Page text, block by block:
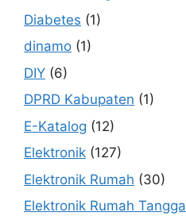
Diabetes (1)
dinamo (1)
DIY (6)
DPRD Kabupaten (1)
E-Katalog (12)
Elektronik (127)
Elektronik Rumah (30)
Elektronik Rumah Tangga